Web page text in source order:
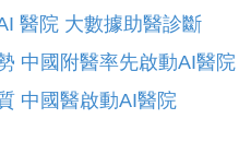
醫院 大數據助醫診斷
中國附醫率先啟動AI醫院
中國醫啟動AI醫院